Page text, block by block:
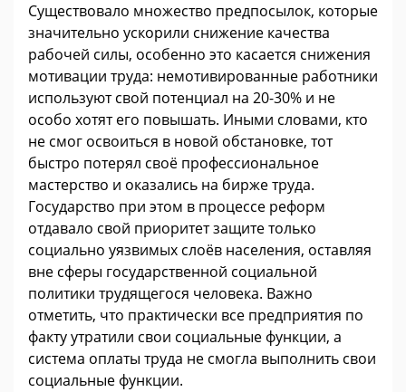
Существовало множество предпосылок, которые
значительно ускорили снижение качества
рабочей силы, особенно это касается снижения
мотивации труда: немотивированные работники
используют свой потенциал на 20-30% и не
особо хотят его повышать. Иными словами, кто
не смог освоиться в новой обстановке, тот
быстро потерял своё профессиональное
мастерство и оказались на бирже труда.
Государство при этом в процессе реформ
отдавало свой приоритет защите только
социально уязвимых слоёв населения, оставляя
вне сферы государственной социальной
политики трудящегося человека. Важно
отметить, что практически все предприятия по
факту утратили свои социальные функции, а
система оплаты труда не смогла выполнить свои
социальные функции.